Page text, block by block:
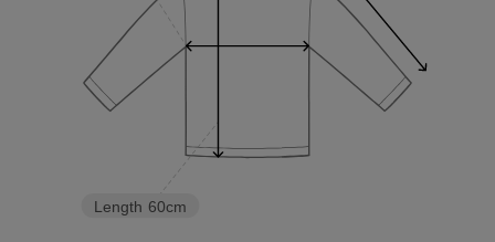
Length 60cm